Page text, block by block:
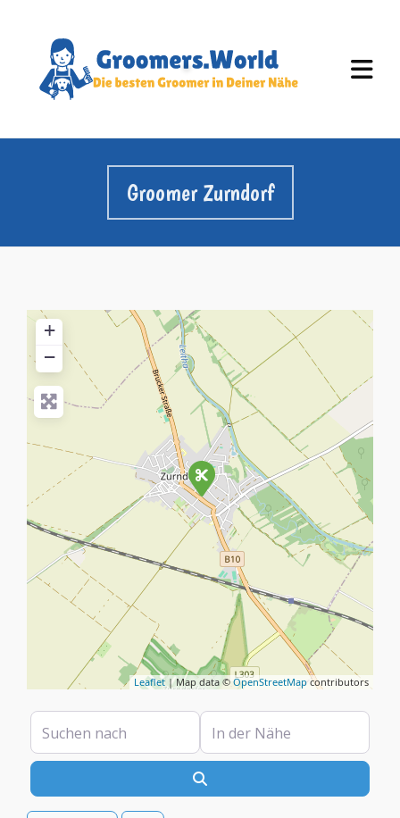
Groomer Zurndorf
+
−
Leaflet| Map data © OpenStreetMapcontributors
Suchen nach In der Nähe